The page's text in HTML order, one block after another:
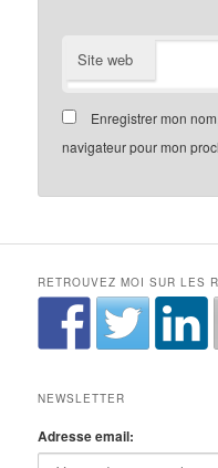
Site web
Enregistrer mon
navigateur pour mon
RETROUVEZ MOI SUR LES
NEWSLETTER
Adresse email: